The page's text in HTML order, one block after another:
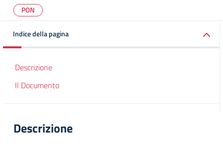
PON
Indice della pagina
Descrizione
Il Documento
Descrizione